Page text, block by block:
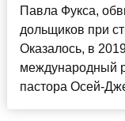
Павла Фукса,
дольщиков при
Оказалось, в
международный
пастора Осей-